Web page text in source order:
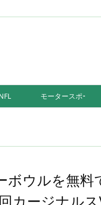
モータースポーツ
ボウルを無料
カージナル